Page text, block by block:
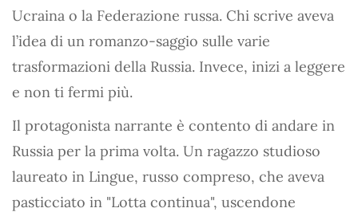
Ucraina o la Federazione russa. Chi scrive aveva
l’idea di un romanzo-saggio sulle varie
trasformazioni della Russia. Invece, inizi a leggere
e non ti fermi più.
Il protagonista narrante è contento di andare in
Russia per la prima volta. Un ragazzo studioso
laureato in Lingue, russo compreso, che aveva
pasticciato in "Lotta continua", uscendone